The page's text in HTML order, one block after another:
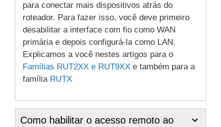
para conectar mais dispositivos atrás do
roteador. Para fazer isso, você deve primeiro
desabilitar a interface com fio como WAN
primária e depois configurá-la como LAN.
Explicamos a você nestes artigos para o
Famílias RUT2XX e RUT9XX e também para a
família RUTX
Como habilitar o acesso remoto ao